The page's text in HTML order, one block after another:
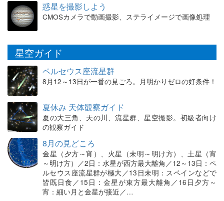
惑星を撮影しよう
CMOSカメラで動画撮影、ステライメージで画像処理
星空ガイド
ペルセウス座流星群
8月12～13日が一番の見ごろ。月明かりゼロの好条件！
夏休み 天体観察ガイド
夏の大三角、天の川、流星群、星空撮影。初級者向け
の観察ガイド
8月の見どころ
金星（夕方～宵）、火星（未明～明け方）、土星（宵
～明け方）／2日：水星が西方最大離角／12～13日：ペ
ルセウス座流星群が極大／13日未明：スペインなどで
皆既日食／15日：金星が東方最大離角／16日夕方～
宵：細い月と金星が接近／…